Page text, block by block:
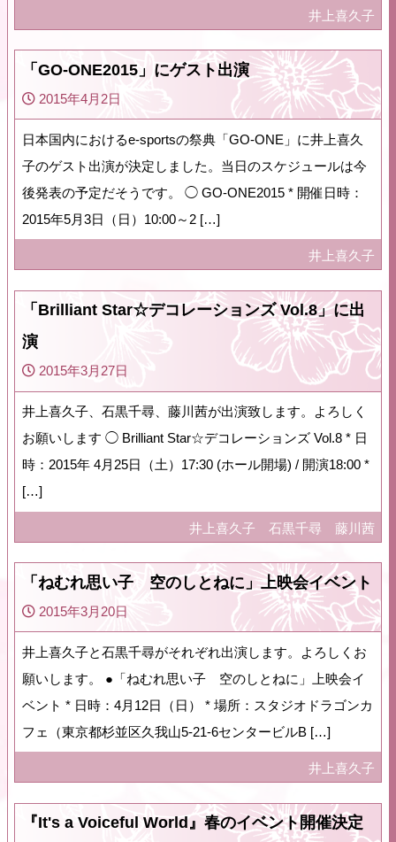
井上喜久子
「GO-ONE2015」にゲスト出演
2015年4月2日
日本国内におけるe-sportsの祭典「GO-ONE」に井上喜久
子のゲスト出演が決定しました。当日のスケジュールは今
後発表の予定だそうです。 ◯ GO-ONE2015 * 開催日時：
2015年5月3日（日）10:00～2 […]
井上喜久子
「Brilliant Star☆デコレーションズ Vol.8」に出
演
2015年3月27日
井上喜久子、石黒千尋、藤川茜が出演致します。よろしく
お願いします ◯ Brilliant Star☆デコレーションズ Vol.8 * 日
時：2015年 4月25日（土）17:30 (ホール開場) / 開演18:00 *
[…]
井上喜久子 石黒千尋 藤川茜
「ねむれ思い子 空のしとねに」上映会イベント
2015年3月20日
井上喜久子と石黒千尋がそれぞれ出演します。よろしくお
願いします。 ●「ねむれ思い子 空のしとねに」上映会イ
ベント * 日時：4月12日（日） * 場所：スタジオドラゴンカ
フェ（東京都杉並区久我山5-21-6センタービルB […]
井上喜久子
『It's a Voiceful World』春のイベント開催決定